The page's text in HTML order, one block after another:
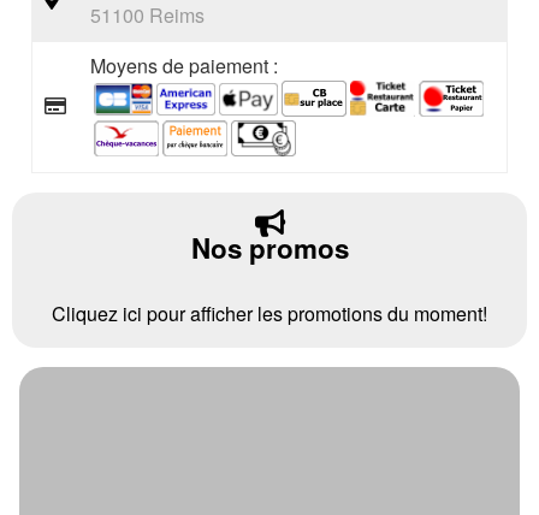
51100 Reims
Moyens de paiement :
Nos promos
Cliquez ici pour afficher les promotions du moment!